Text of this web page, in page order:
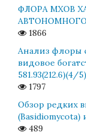
ФЛОРА МХОВ
АВТОНОМНОГО
1866
Анализ флоры
видовое
581.93(212.6)(4/5)
1797
Обзор редких
489